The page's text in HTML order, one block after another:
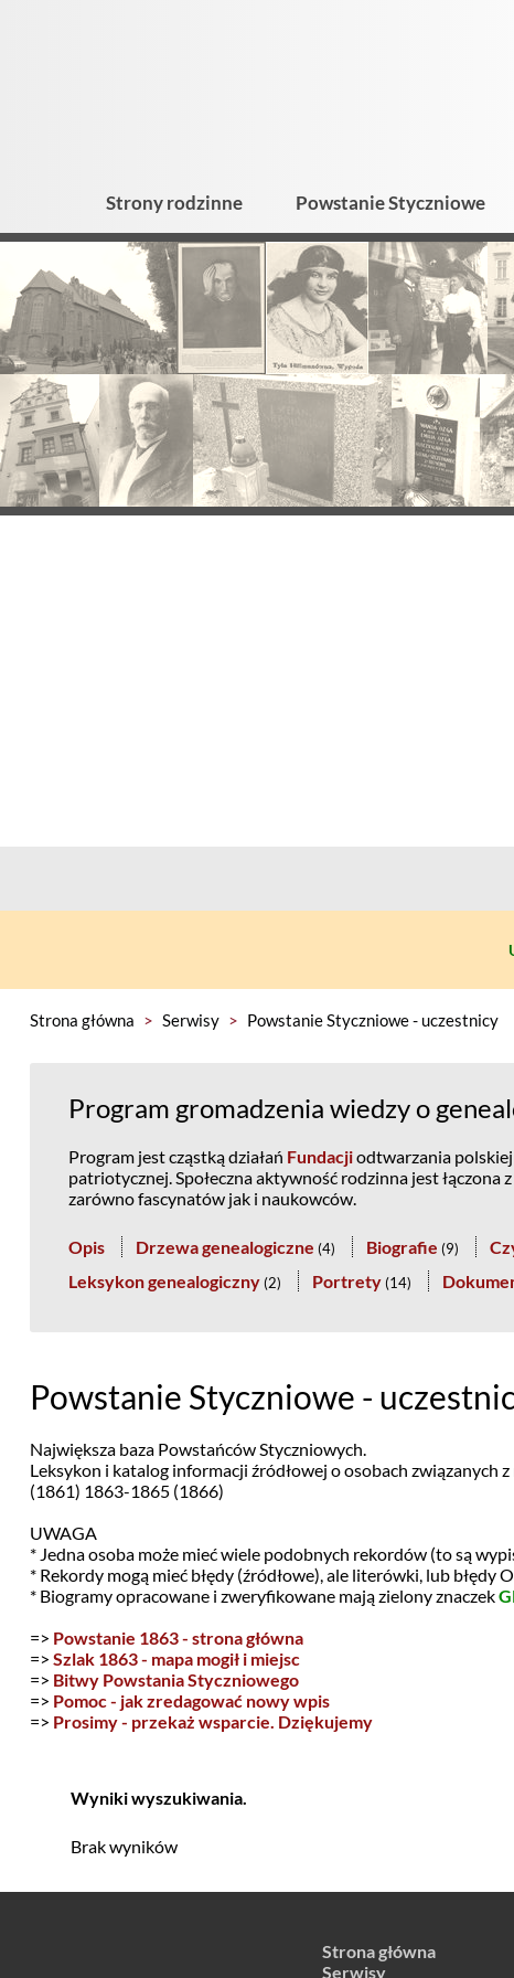
Strony rodzinne Powstanie Styczniowe
Strona główna > Serwisy > Powstanie Styczniowe - uczestnicy
Program gromadzenia wiedzy o
Program jest cząstką działań Fundacjiodtwarzania
patriotycznej. Społeczna aktywność rodzinna jest łączona
zarówno fascynatów jak i naukowców.
Opis Drzewa genealogiczne (4) Biografie (9)
Leksykon genealogiczny (2) Portrety (14)
Powstanie Styczniowe -
Największa baza Powstańców Styczniowych.
Leksykon i katalog informacji źródłowej o osobach związanych
(1861) 1863-1865 (1866)
UWAGA
* Jedna osoba może mieć wiele podobnych rekordów (to są
* Rekordy mogą mieć błędy (źródłowe), ale literówki, lub błędy
* Biogramy opracowane i zweryfikowane mają zielony znaczek
=> Powstanie 1863 - strona główna
=> Szlak 1863 - mapa mogił i miejsc
=> Bitwy Powstania Styczniowego
=> Pomoc - jak zredagować nowy wpis
=> Prosimy - przekaż wsparcie. Dziękujemy
Wyniki wyszukiwania.
Brak wyników
Strona główna
Serwisy